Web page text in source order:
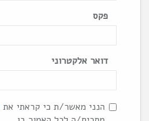
פקס
דואר אלקטרוני
הנני מאשר/ת כי קראתי את